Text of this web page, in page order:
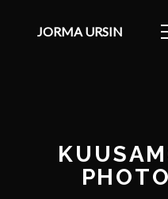
JORMA URSIN